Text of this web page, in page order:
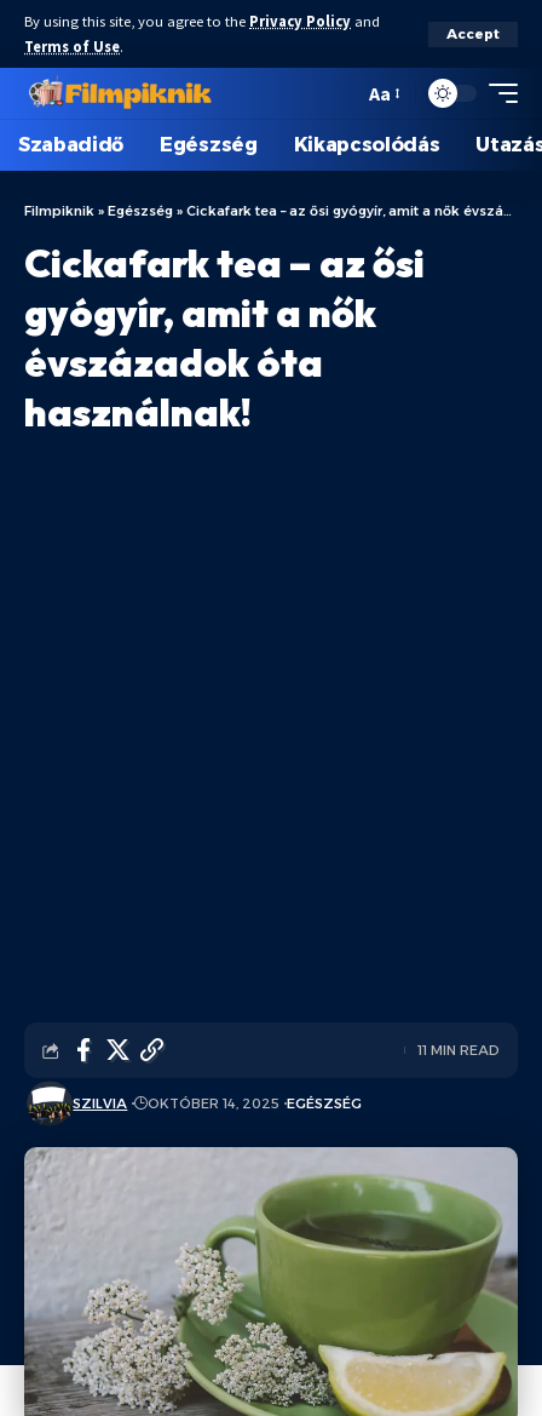
By using this site, you agree to the Privacy Policy and
Terms of Use.
Accept
Aa
Szabadidő Egészség Kikapcsolódás
Filmpiknik » Egészség » Cickafark tea – az ősi gyógyír, amit a nők évszázadok óta használnak!
Cickafark tea – az ősi
gyógyír, amit a nők
évszázadok óta
használnak!
SZILVIA OKTÓBER 14, 2025 EGÉSZSÉG
11 MIN READ